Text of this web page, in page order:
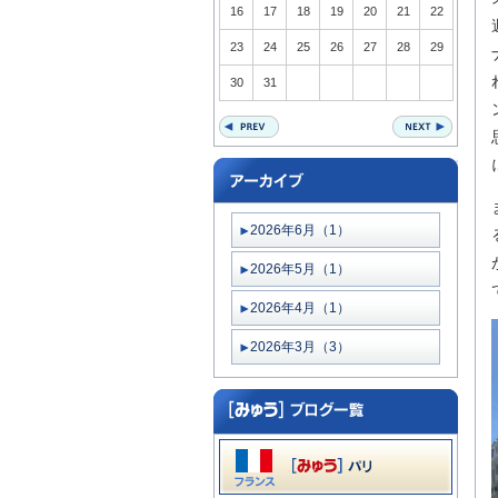
16 17 18 19 20 21 22
23 24 25 26 27 28 29
30 31
2026年6月（1）
2026年5月（1）
2026年4月（1）
2026年3月（3）